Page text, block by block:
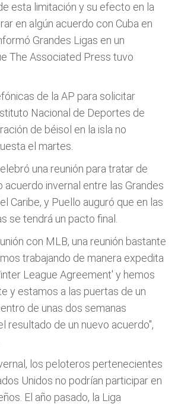
esta limitación y su efecto en la
en algún acuerdo con Cuba en
Grandes Ligas en un
The Associated Press tuvo
de la AP para solicitar
Nacional de Deportes de
de béisol en la isla no
el martes.
una reunión para tratar de
acuerdo invernal entre las Grandes
Caribe, y Puello auguró que en las
se tendrá un pacto final.
con MLB, una reunión bastante
trabajando de manera expedita
League Agreement' y hemos
y estamos a las puertas de un
de unas dos semanas
resultado de un nuevo acuerdo",
los peloteros pertenecientes
Unidos no podrían participar en
El año pasado, la Liga